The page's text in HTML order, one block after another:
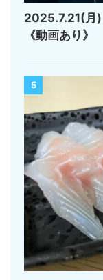
2025.7.21(月
《動画あり》
5